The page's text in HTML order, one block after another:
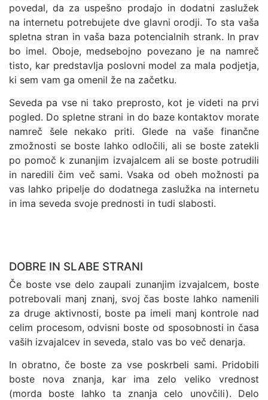
povedal, da za uspešno prodajo in dodatni zaslužek
na internetu potrebujete dve glavni orodji. To sta vaša
spletna stran in vaša baza potencialnih strank. In prav
bo imel. Oboje, medsebojno povezano je na namreč
tisto, kar predstavlja poslovni model za mala podjetja,
ki sem vam ga omenil že na začetku.
Seveda pa vse ni tako preprosto, kot je videti na prvi
pogled. Do spletne strani in do baze kontaktov morate
namreč šele nekako priti. Glede na vaše finančne
zmožnosti se boste lahko odločili, ali se boste zatekli
po pomoč k zunanjim izvajalcem ali se boste potrudili
in naredili čim več sami. Vsaka od obeh možnosti pa
vas lahko pripelje do dodatnega zaslužka na internetu
in ima seveda svoje prednosti in tudi slabosti.
DOBRE IN SLABE STRANI
Če boste vse delo zaupali zunanjim izvajalcem, boste
potrebovali manj znanj, svoj čas boste lahko namenili
za druge aktivnosti, boste pa imeli manj kontrole nad
celim procesom, odvisni boste od sposobnosti in časa
vaših izvajalcev in seveda, stalo vas bo več denarja.
In obratno, če boste za vse poskrbeli sami. Pridobili
boste nova znanja, kar ima zelo veliko vrednost
(morda boste lahko ta znanja celo unovčili). Delo